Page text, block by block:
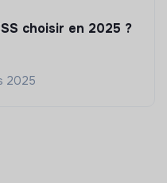
choisir en 2025 ?
2025